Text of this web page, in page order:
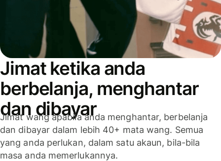
Jimat ketika anda
berbelanja, menghantar
dan dibayar
Jimat wang apabila anda menghantar, berbelanja
dan dibayar dalam lebih 40+ mata wang. Semua
yang anda perlukan, dalam satu akaun, bila-bila
masa anda memerlukannya.